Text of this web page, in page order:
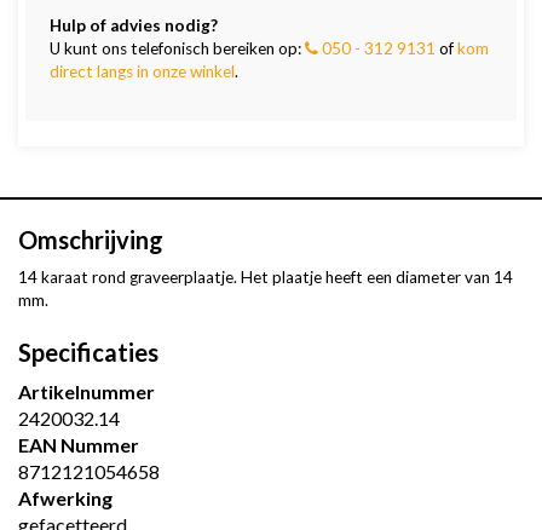
Hulp of advies nodig?
U kunt ons telefonisch bereiken op:
050 - 312 9131 ofkom
direct langs in onze winkel.
Omschrijving
14 karaat rond graveerplaatje. Het plaatje heeft een diameter van 14
mm.
Specificaties
Artikelnummer
2420032.14
EAN Nummer
8712121054658
Afwerking
gefacetteerd